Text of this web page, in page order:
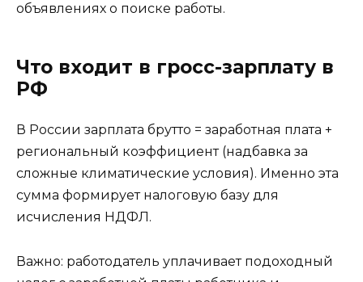
объявлениях о поиске работы.
Что входит в гросс-зарплату в
РФ
В России зарплата брутто = заработная плата +
региональный коэффициент (надбавка за
сложные климатические условия). Именно эта
сумма формирует налоговую базу для
исчисления НДФЛ.
Важно: работодатель уплачивает подоходный